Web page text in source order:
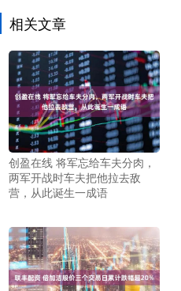
相关文章
创盈在线 将军忘给车夫分肉，
两军开战时车夫把他拉去敌
营，从此诞生一成语